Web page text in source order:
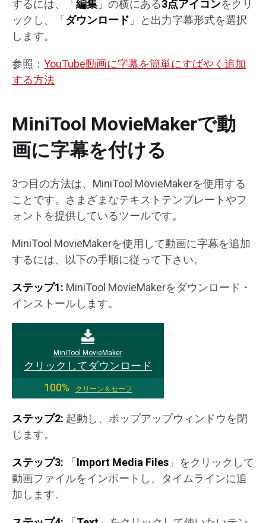
するには、「 編集 」の横にある3点アイコンをクリ
ックし、「 ダウンロード 」と出力字幕形式を選択
します。
参照： YouTube動画に字幕を簡単にすばやく追加
する方法
MiniTool MovieMakerで動
画に字幕を付ける
3つ目の方法は、MiniTool MovieMakerを使用する
ことです。さまざまなテキストテンプレートやフ
ォントを提供しているツールです。
MiniTool MovieMakerを使用して動画に字幕を追加
するには、以下の手順に従って下さい。
ステップ1: MiniTool MovieMakerをダウンロード・
インストールします。
MiniTool MovieMaker
クリックしてダウンロード
100%
クリーン＆セーフ
ステップ2: 起動し、ポップアップウィンドウを閉
じます。
ステップ3: 「 Import Media Files 」をクリックして
動画ファイルをインポートし、タイムラインに追
加します。